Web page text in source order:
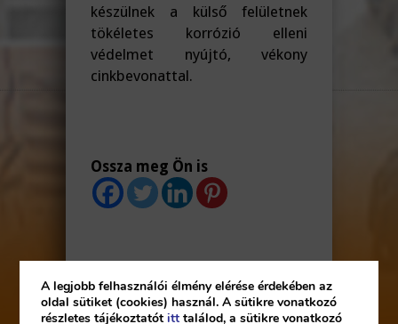
készülnek a külső felületnek
tökéletes korrózió elleni
védelmet nyújtó, vékony
cinkbevonattal.
Ossza meg Ön is
A legjobb felhasználói élmény elérése érdekében az
oldal sütiket (cookies) használ. A sütikre vonatkozó
részletes tájékoztatótitt találod, a sütikre vonatkozó